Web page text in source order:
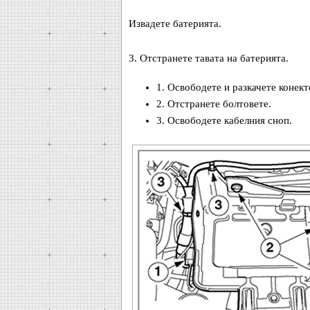
Извадете батерията.
3. Отстранете тавата на батерията.
1. Освободете и разкачете
2. Отстранете болтовете.
3. Освободете кабелния сноп.